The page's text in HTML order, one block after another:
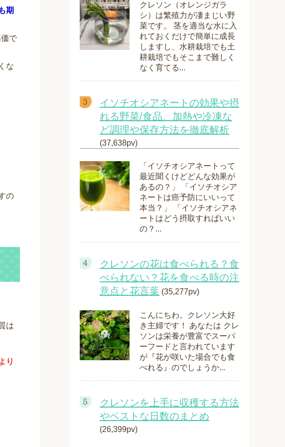
期
で
な
の
は
り
クレソン（オレンジガラ
シ）は繁殖力が凄まじい野
菜です。 茎を適当な水に入
れておくだけで簡単に成長
しますし、水耕栽培でも土
耕栽培でもそこまで難しく
なく育てる...
イソチオシアネートの効果や摂
れる野菜/食品、加熱や冷凍な
ど調理や保存方法を徹底解析
(37,638pv)
「イソチオシアネートって
最近聞くけどどんな効果が
あるの？」 「イソチオシア
ネートは癌予防にいいって
本当？」 「イソチオシアネ
ートはどう摂取すればいい
の？...
クレソンの花は食べられる？食
べられない？花を食べる時の注
意点と花言葉 (35,277pv)
こんにちわ。クレソン大好
き主婦です！ あなたは クレ
ソンは栄養が豊富でスーパ
ーフードと言われています
が『花が咲いた場合でも食
べれる』のでしょうか...
クレソンを上手に収穫する方法
やベストな日数のまとめ
(26,399pv)